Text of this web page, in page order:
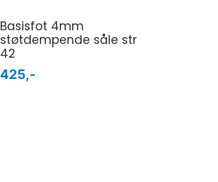
Basisfot 4mm
støtdempende såle str
42
425,-